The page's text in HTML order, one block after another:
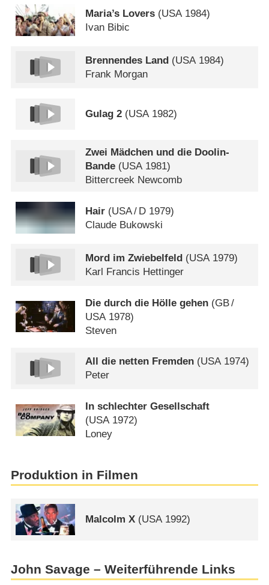
Maria’s Lovers (USA 1984)
Ivan Bibic
Brennendes Land (USA 1984)
Frank Morgan
Gulag 2 (USA1982)
Zwei Mädchen und die Doolin-
Bande (USA 1981)
Bittercreek Newcomb
Hair (USA/ D 1979)
Claude Bukowski
Mord im Zwiebelfeld (USA 1979)
Karl Francis Hettinger
Die durch die Hölle gehen (GB/
USA 1978)
Steven
All die netten Fremden (USA1974)
Peter
In schlechter Gesellschaft
(USA1972)
Loney
Produktion in Filmen
Malcolm X (USA1992)
John Savage – Weiterführende Links